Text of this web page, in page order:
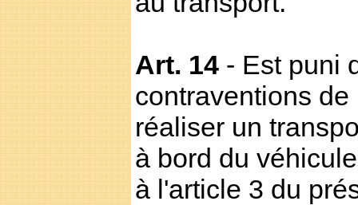
Art. 14 - Est puni
contraventions
réaliser un
à bord du
à l'article 3 du